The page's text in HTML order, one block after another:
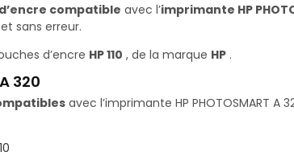
compatible avec l’imprimante HP
sans erreur.
d’encre HP 110 , de la marque HP .
320
avec l’imprimante HP PHOTOSMART